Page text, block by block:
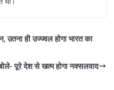
उतना ही उज्ज्वल होगा भारत का
पूरे देश से खत्म होगा नक्सलवाद